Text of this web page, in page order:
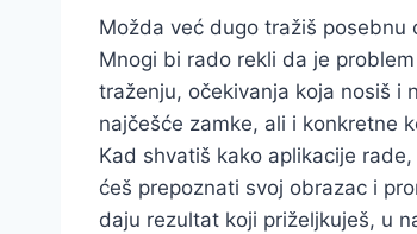
Možda već dugo tražiš
Mnogi bi rado rekli da je
traženju, očekivanja koja nosiš i
najčešće zamke, ali i konkretne
Kad shvatiš kako aplikacije
ćeš prepoznati svoj obrazac i
daju rezultat koji priželjkuješ, u